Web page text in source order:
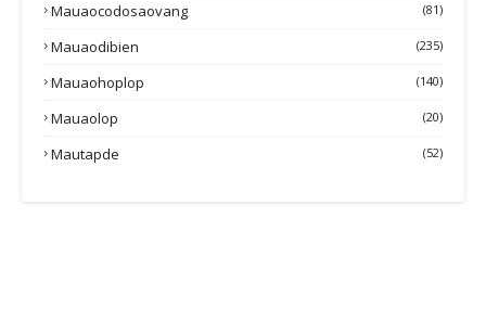
Mauaocodosaovang (81)
Mauaodibien (235)
Mauaohoplop (140)
Mauaolop (20)
Mautapde (52)